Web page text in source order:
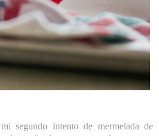
segundo intento de mermelada de